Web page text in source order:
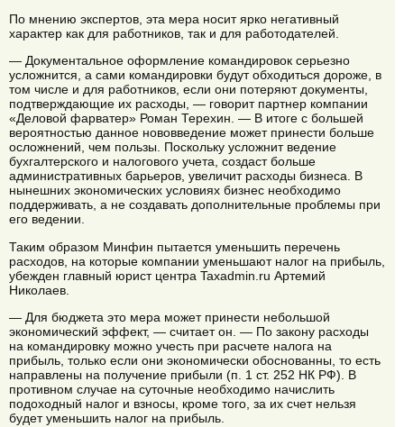
По мнению экспертов, эта мера носит ярко негативный
характер как для работников, так и для работодателей.
— Документальное оформление командировок серьезно
усложнится, а сами командировки будут обходиться дороже, в
том числе и для работников, если они потеряют документы,
подтверждающие их расходы, — говорит партнер компании
«Деловой фарватер» Роман Терехин. — В итоге с большей
вероятностью данное нововведение может принести больше
осложнений, чем пользы. Поскольку усложнит ведение
бухгалтерского и налогового учета, создаст больше
административных барьеров, увеличит расходы бизнеса. В
нынешних экономических условиях бизнес необходимо
поддерживать, а не создавать дополнительные проблемы при
его ведении.
Таким образом Минфин пытается уменьшить перечень
расходов, на которые компании уменьшают налог на прибыль,
убежден главный юрист центра Taxadmin.ru Артемий
Николаев.
— Для бюджета это мера может принести небольшой
экономический эффект, — считает он. — По закону расходы
на командировку можно учесть при расчете налога на
прибыль, только если они экономически обоснованны, то есть
направлены на получение прибыли (п. 1 ст. 252 НК РФ). В
противном случае на суточные необходимо начислить
подоходный налог и взносы, кроме того, за их счет нельзя
будет уменьшить налог на прибыль.